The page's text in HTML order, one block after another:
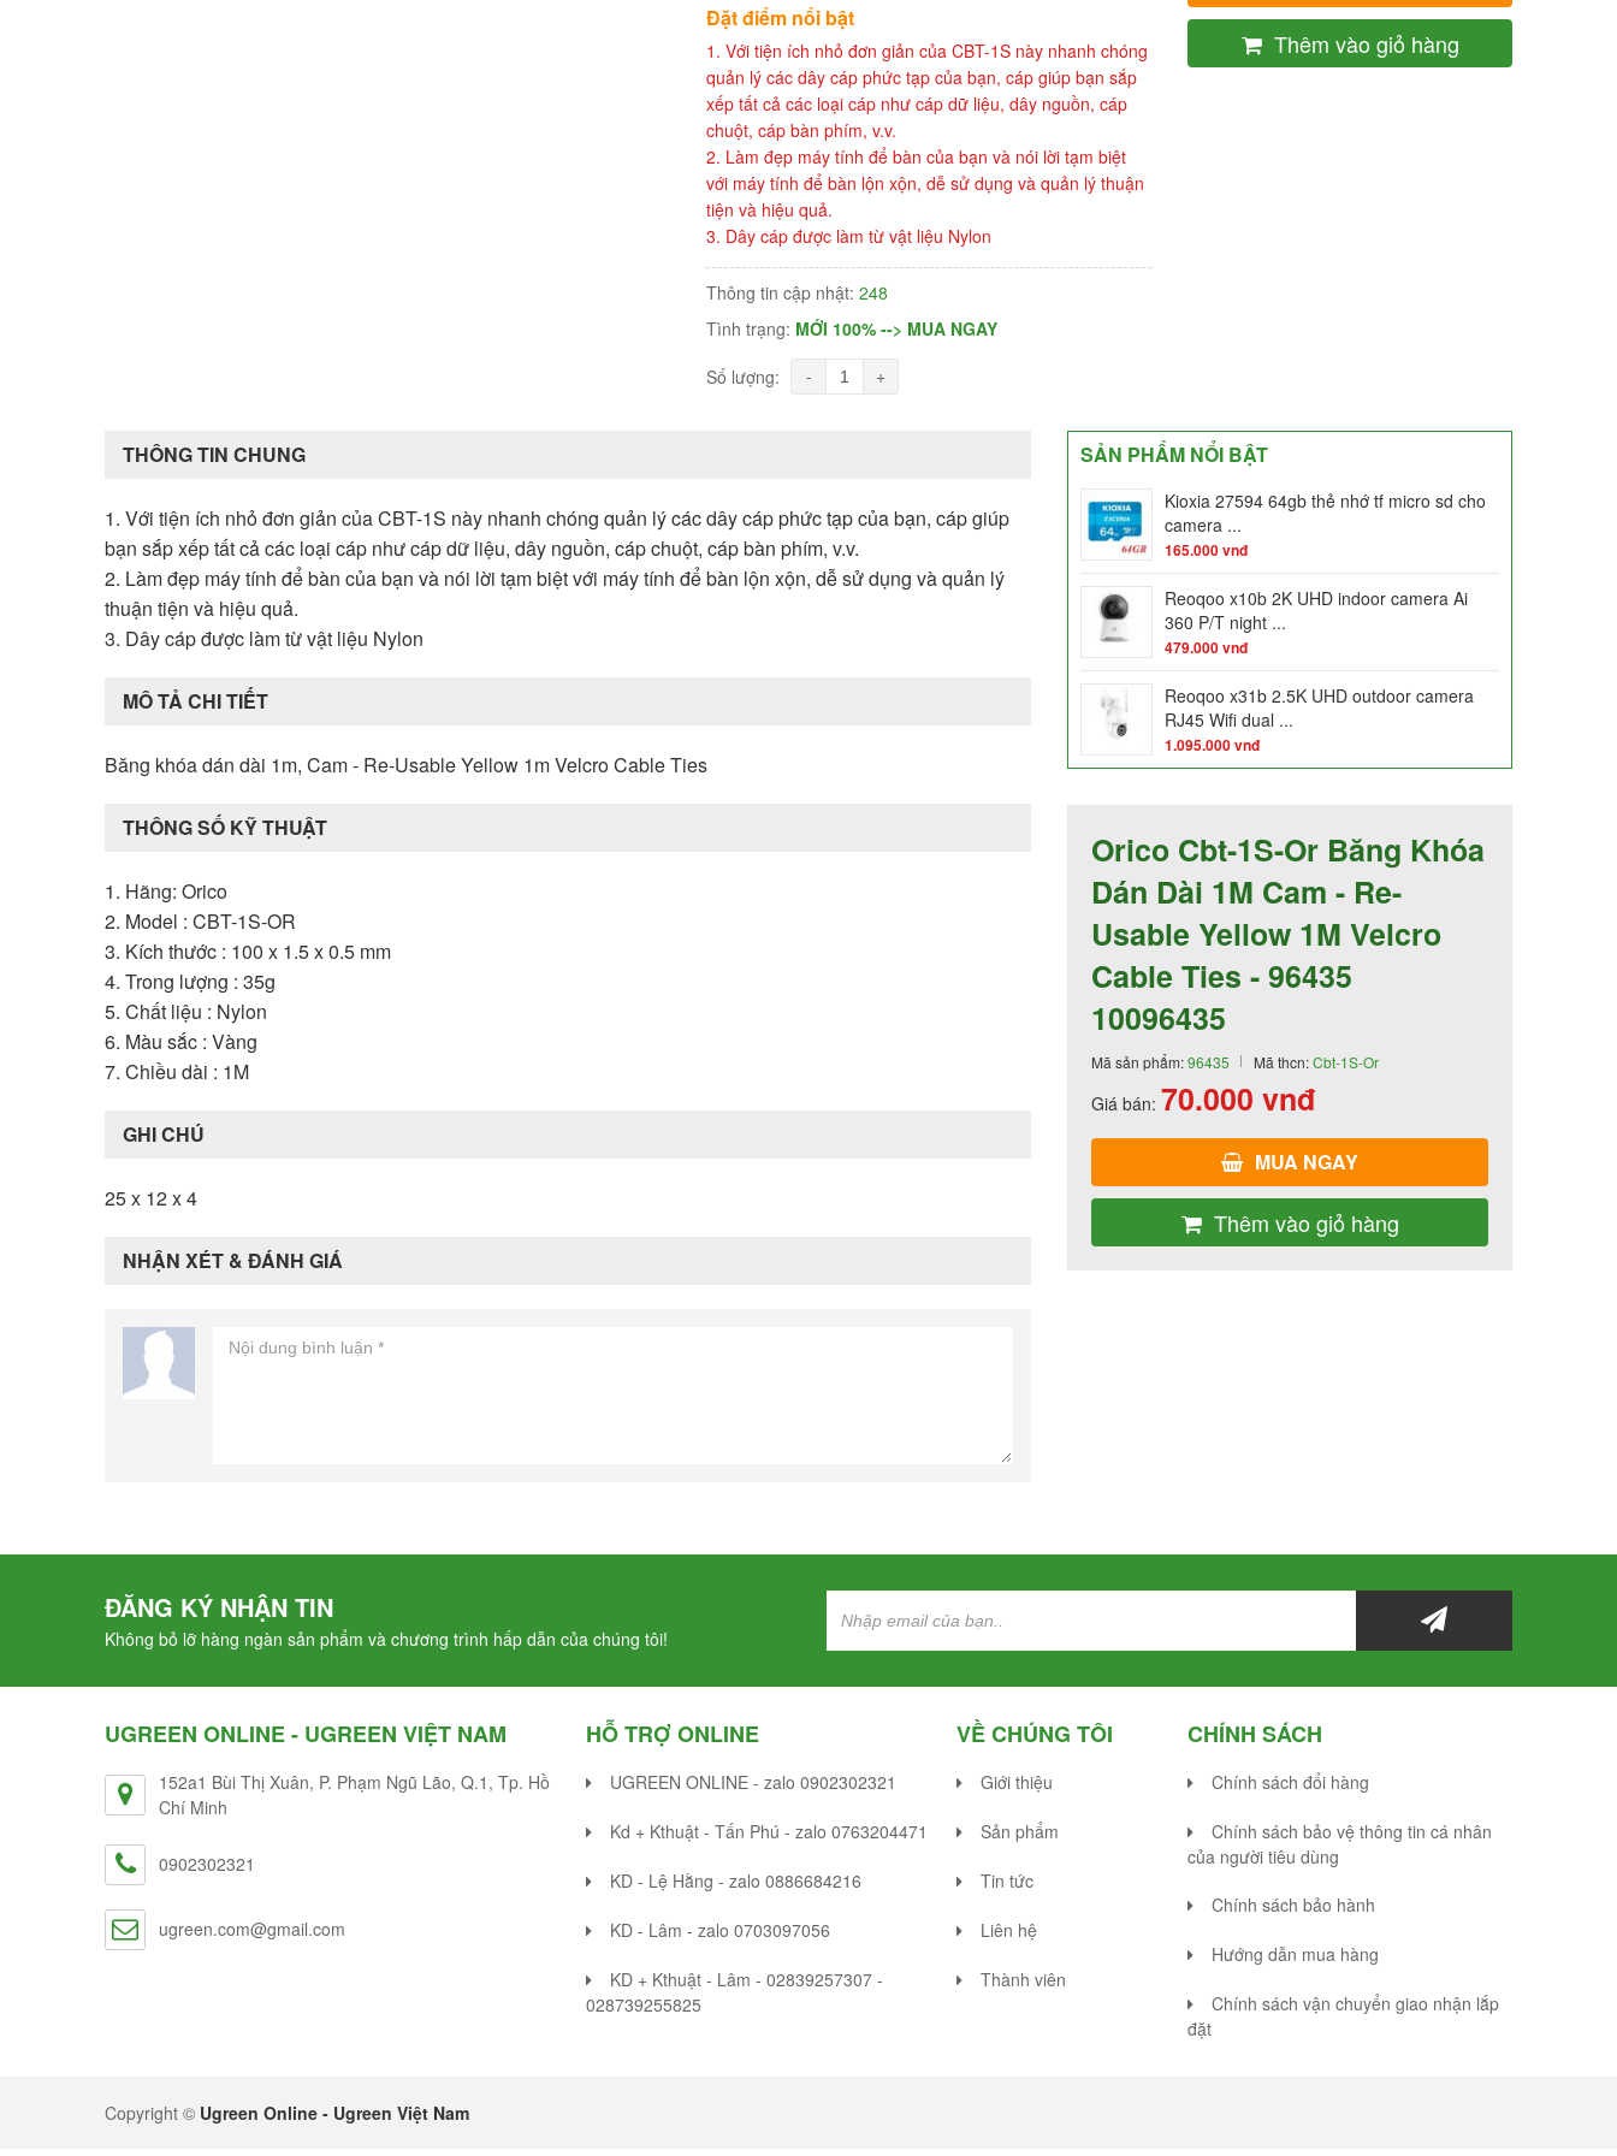
Đặt điểm nổi bật
1. Với tiện ích nhỏ đơn giản của CBT-1S này nhanh chóng
quản lý các dây cáp phức tạp của bạn, cáp giúp bạn sắp
xếp tất cả các loại cáp như cáp dữ liệu, dây nguồn, cáp
chuột, cáp bàn phím, v.v.
2. Làm đẹp máy tính để bàn của bạn và nói lời tạm biệt
với máy tính để bàn lộn xộn, dễ sử dụng và quản lý thuận
tiện và hiệu quả.
3. Dây cáp được làm từ vật liệu Nylon
Thông tin cập nhật: 248
Tình trạng: MỚI 100% --> MUA NGAY
Số lượng:
- +
Thêm vào giỏ hàng
THÔNG TIN CHUNG
1. Với tiện ích nhỏ đơn giản của CBT-1S này nhanh chóng quản lý các dây cáp phức tạp của bạn, cáp giúp
bạn sắp xếp tất cả các loại cáp như cáp dữ liệu, dây nguồn, cáp chuột, cáp bàn phím, v.v.
2. Làm đẹp máy tính để bàn của bạn và nói lời tạm biệt với máy tính để bàn lộn xộn, dễ sử dụng và quản lý
thuận tiện và hiệu quả.
3. Dây cáp được làm từ vật liệu Nylon
MÔ TẢ CHI TIẾT
Băng khóa dán dài 1m, Cam - Re-Usable Yellow 1m Velcro Cable Ties
THÔNG SỐ KỸ THUẬT
1. Hãng: Orico
2. Model : CBT-1S-OR
3. Kích thước : 100 x 1.5 x 0.5 mm
4. Trong lượng : 35g
5. Chất liệu : Nylon
6. Màu sắc : Vàng
7. Chiều dài : 1M
GHI CHÚ
25 x 12 x 4
NHẬN XÉT & ĐÁNH GIÁ
SẢN PHẨM NỔI BẬT
Kioxia 27594 64gb thẻ nhớ tf micro sd cho
camera ...
165.000vnđ
Reoqoo x10b 2K UHD indoor camera Ai
360 P/T night ...
479.000vnđ
Reoqoo x31b 2.5K UHD outdoor camera
RJ45 Wifi dual ...
1.095.000vnđ
Orico Cbt-1S-Or Băng Khóa
Dán Dài 1M Cam - Re-
Usable Yellow 1M Velcro
Cable Ties - 96435
10096435
Mã sản phẩm:96435 Mã thcn:Cbt-1S-Or
Giá bán: 70.000 vnđ
MUA NGAY
Thêm vào giỏ hàng
ĐĂNG KÝ NHẬN TIN
Không bỏ lỡ hàng ngàn sản phẩm và chương trình hấp dẫn của chúng tôi!
UGREEN ONLINE - UGREEN VIỆT NAM
152a1 Bùi Thị Xuân, P. Phạm Ngũ Lão, Q.1, Tp. Hồ
Chí Minh
0902302321
ugreen.com@gmail.com
HỖ TRỢ ONLINE
UGREEN ONLINE - zalo 0902302321
Kd + Kthuật - Tấn Phú - zalo 0763204471
KD - Lệ Hằng - zalo 0886684216
KD - Lâm - zalo 0703097056
KD + Kthuật - Lâm - 02839257307 -
028739255825
VỀ CHÚNG TÔI
Giới thiệu
Sản phẩm
Tin tức
Liên hệ
Thành viên
CHÍNH SÁCH
Chính sách đổi hàng
Chính sách bảo vệ thông tin cá nhân
của người tiêu dùng
Chính sách bảo hành
Hướng dẫn mua hàng
Chính sách vận chuyển giao nhận lắp
đặt
Copyright © Ugreen Online - Ugreen Việt Nam